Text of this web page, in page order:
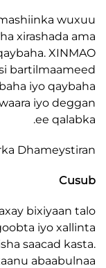
ee mashiinka
qaybaha
ee qaybaha.
inaad si
qaybaha iyo
waara iyo
ee
waxay
goobta iyo
saacad
waxaanu